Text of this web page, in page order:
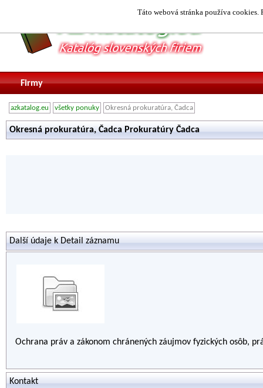
Táto webová stránka používa
Firmy
azkatalog.eu všetky ponuky Okresná prokuratúra, Čadca
Okresná prokuratúra, Čadca Prokuratúry Čadca
Další údaje k Detail záznamu
Ochrana práv a zákonom chránených záujmov fyzických osôb,
Kontakt